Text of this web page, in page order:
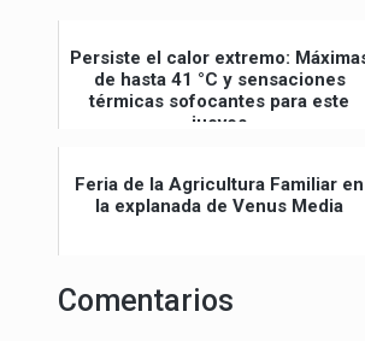
Persiste el calor extremo:
de hasta 41 °C y sensaciones
térmicas sofocantes para este
jueves
Feria de la Agricultura Familiar en
la explanada de Venus Media
Comentarios